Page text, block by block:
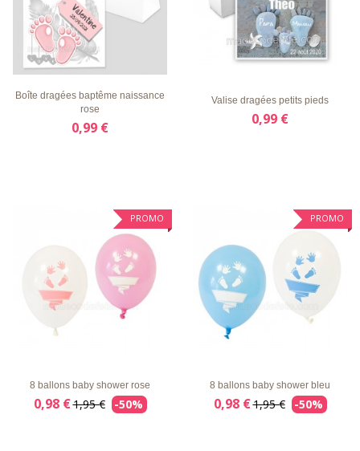
LISTE
D'ENVIE
APERÇU
RAPIDE
Boîte dragées baptême naissance
rose
0,99 €
APERÇU
RAPIDE
DÉTAILS
Valise dragées petits pieds
0,99 €
PROMO
8 ballons baby shower rose
0,98 €1,95 € -50%
PROMO
LISTE
8 ballons baby shower bleu
0,98 €1,95 € -50%